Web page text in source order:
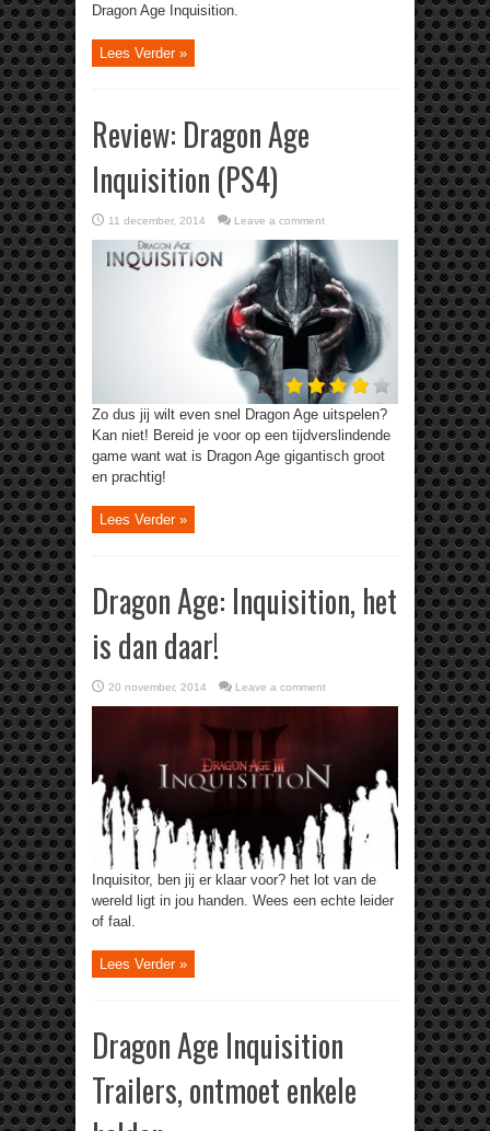
Dragon Age Inquisition.
Lees Verder »
Review: Dragon Age
Inquisition (PS4)
11 december, 2014 Leave a comment
Zo dus jij wilt even snel Dragon Age uitspelen?
Kan niet! Bereid je voor op een tijdverslindende
game want wat is Dragon Age gigantisch groot
en prachtig!
Lees Verder »
Dragon Age: Inquisition, het
is dan daar!
20 november, 2014 Leave a comment
Inquisitor, ben jij er klaar voor? het lot van de
wereld ligt in jou handen. Wees een echte leider
of faal.
Lees Verder »
Dragon Age Inquisition
Trailers, ontmoet enkele